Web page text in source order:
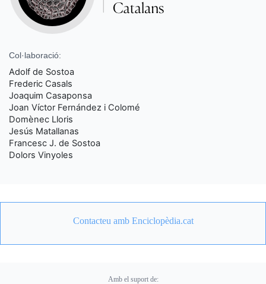
Col·laboració:
Adolf de Sostoa
Frederic Casals
Joaquim Casaponsa
Joan Víctor Fernández i Colomé
Domènec Lloris
Jesús Matallanas
Francesc J. de Sostoa
Dolors Vinyoles
Contacteu amb Enciclopèdia.cat
Amb el suport de: